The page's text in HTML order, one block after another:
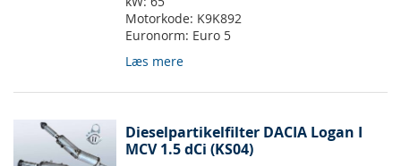
Motorkode: K9K892
Euronorm: Euro 5
Læs mere
Dieselpartikelfilter DACIA Logan I
MCV 1.5 dCi (KS04)